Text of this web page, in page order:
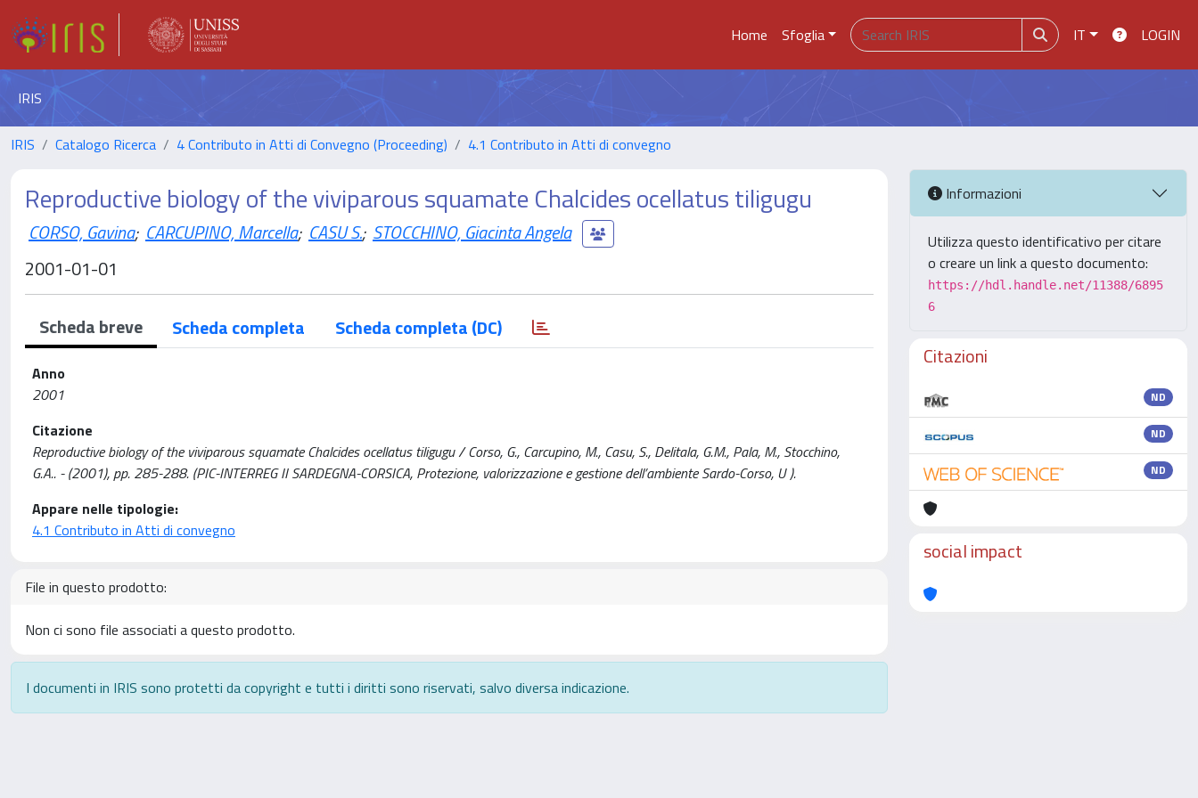
Home Sfoglia IT LOGIN
IRIS
IRIS Catalogo Ricerca 4 Contributo in Atti di Convegno (Proceeding) 4.1 Contributo in Atti di convegno
Reproductive biology of the viviparous squamate Chalcides ocellatus tiligugu
CORSO, Gavina; CARCUPINO, Marcella; CASU S.; STOCCHINO, Giacinta Angela
2001-01-01
Scheda breve Scheda completa Scheda completa (DC)
Anno
2001
Citazione
Reproductive biology of the viviparous squamate Chalcides ocellatus tiligugu / Corso, G., Carcupino, M., Casu, S., Delitala, G.M., Pala, M., Stocchino,
G.A.. - (2001), pp. 285-288. (PIC-INTERREG II SARDEGNA-CORSICA, Protezione, valorizzazione e gestione dell’ambiente Sardo-Corso, U ).
Appare nelle tipologie:
4.1 Contributo in Atti di convegno
File in questo prodotto:
Non ci sono file associati a questo prodotto.
I documenti in IRIS sono protetti da copyright e tutti i diritti sono riservati, salvo diversa indicazione.
Informazioni
Utilizza questo identificativo per citare
o creare un link a questo documento:
https://hdl.handle.net/11388/6895
6
Citazioni
ND
ND
ND
social impact